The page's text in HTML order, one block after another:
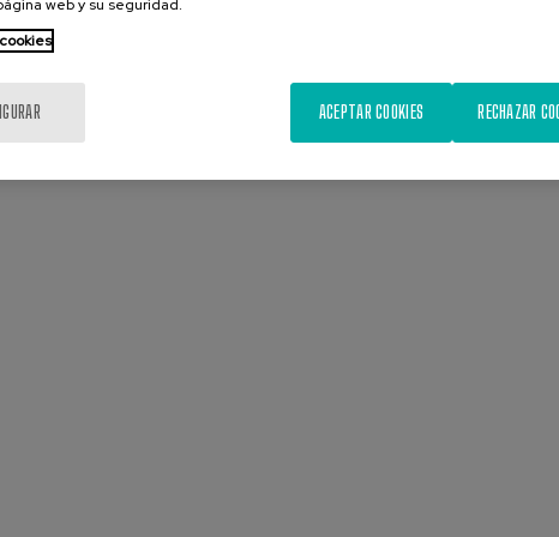
web y su seguridad.
RECHAZAR
ACEPTAR COOKIES